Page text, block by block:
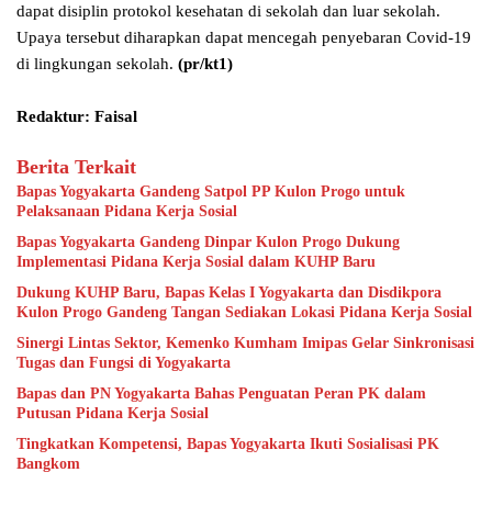
dapat disiplin protokol kesehatan di sekolah dan luar sekolah.
Upaya tersebut diharapkan dapat mencegah penyebaran Covid-19
di lingkungan sekolah. (pr/kt1)
Redaktur: Faisal
Berita Terkait
Bapas Yogyakarta Gandeng Satpol PP Kulon Progo untuk
Pelaksanaan Pidana Kerja Sosial
Bapas Yogyakarta Gandeng Dinpar Kulon Progo Dukung
Implementasi Pidana Kerja Sosial dalam KUHP Baru
Dukung KUHP Baru, Bapas Kelas I Yogyakarta dan Disdikpora
Kulon Progo Gandeng Tangan Sediakan Lokasi Pidana Kerja Sosial
Sinergi Lintas Sektor, Kemenko Kumham Imipas Gelar Sinkronisasi
Tugas dan Fungsi di Yogyakarta
Bapas dan PN Yogyakarta Bahas Penguatan Peran PK dalam
Putusan Pidana Kerja Sosial
Tingkatkan Kompetensi, Bapas Yogyakarta Ikuti Sosialisasi PK
Bangkom